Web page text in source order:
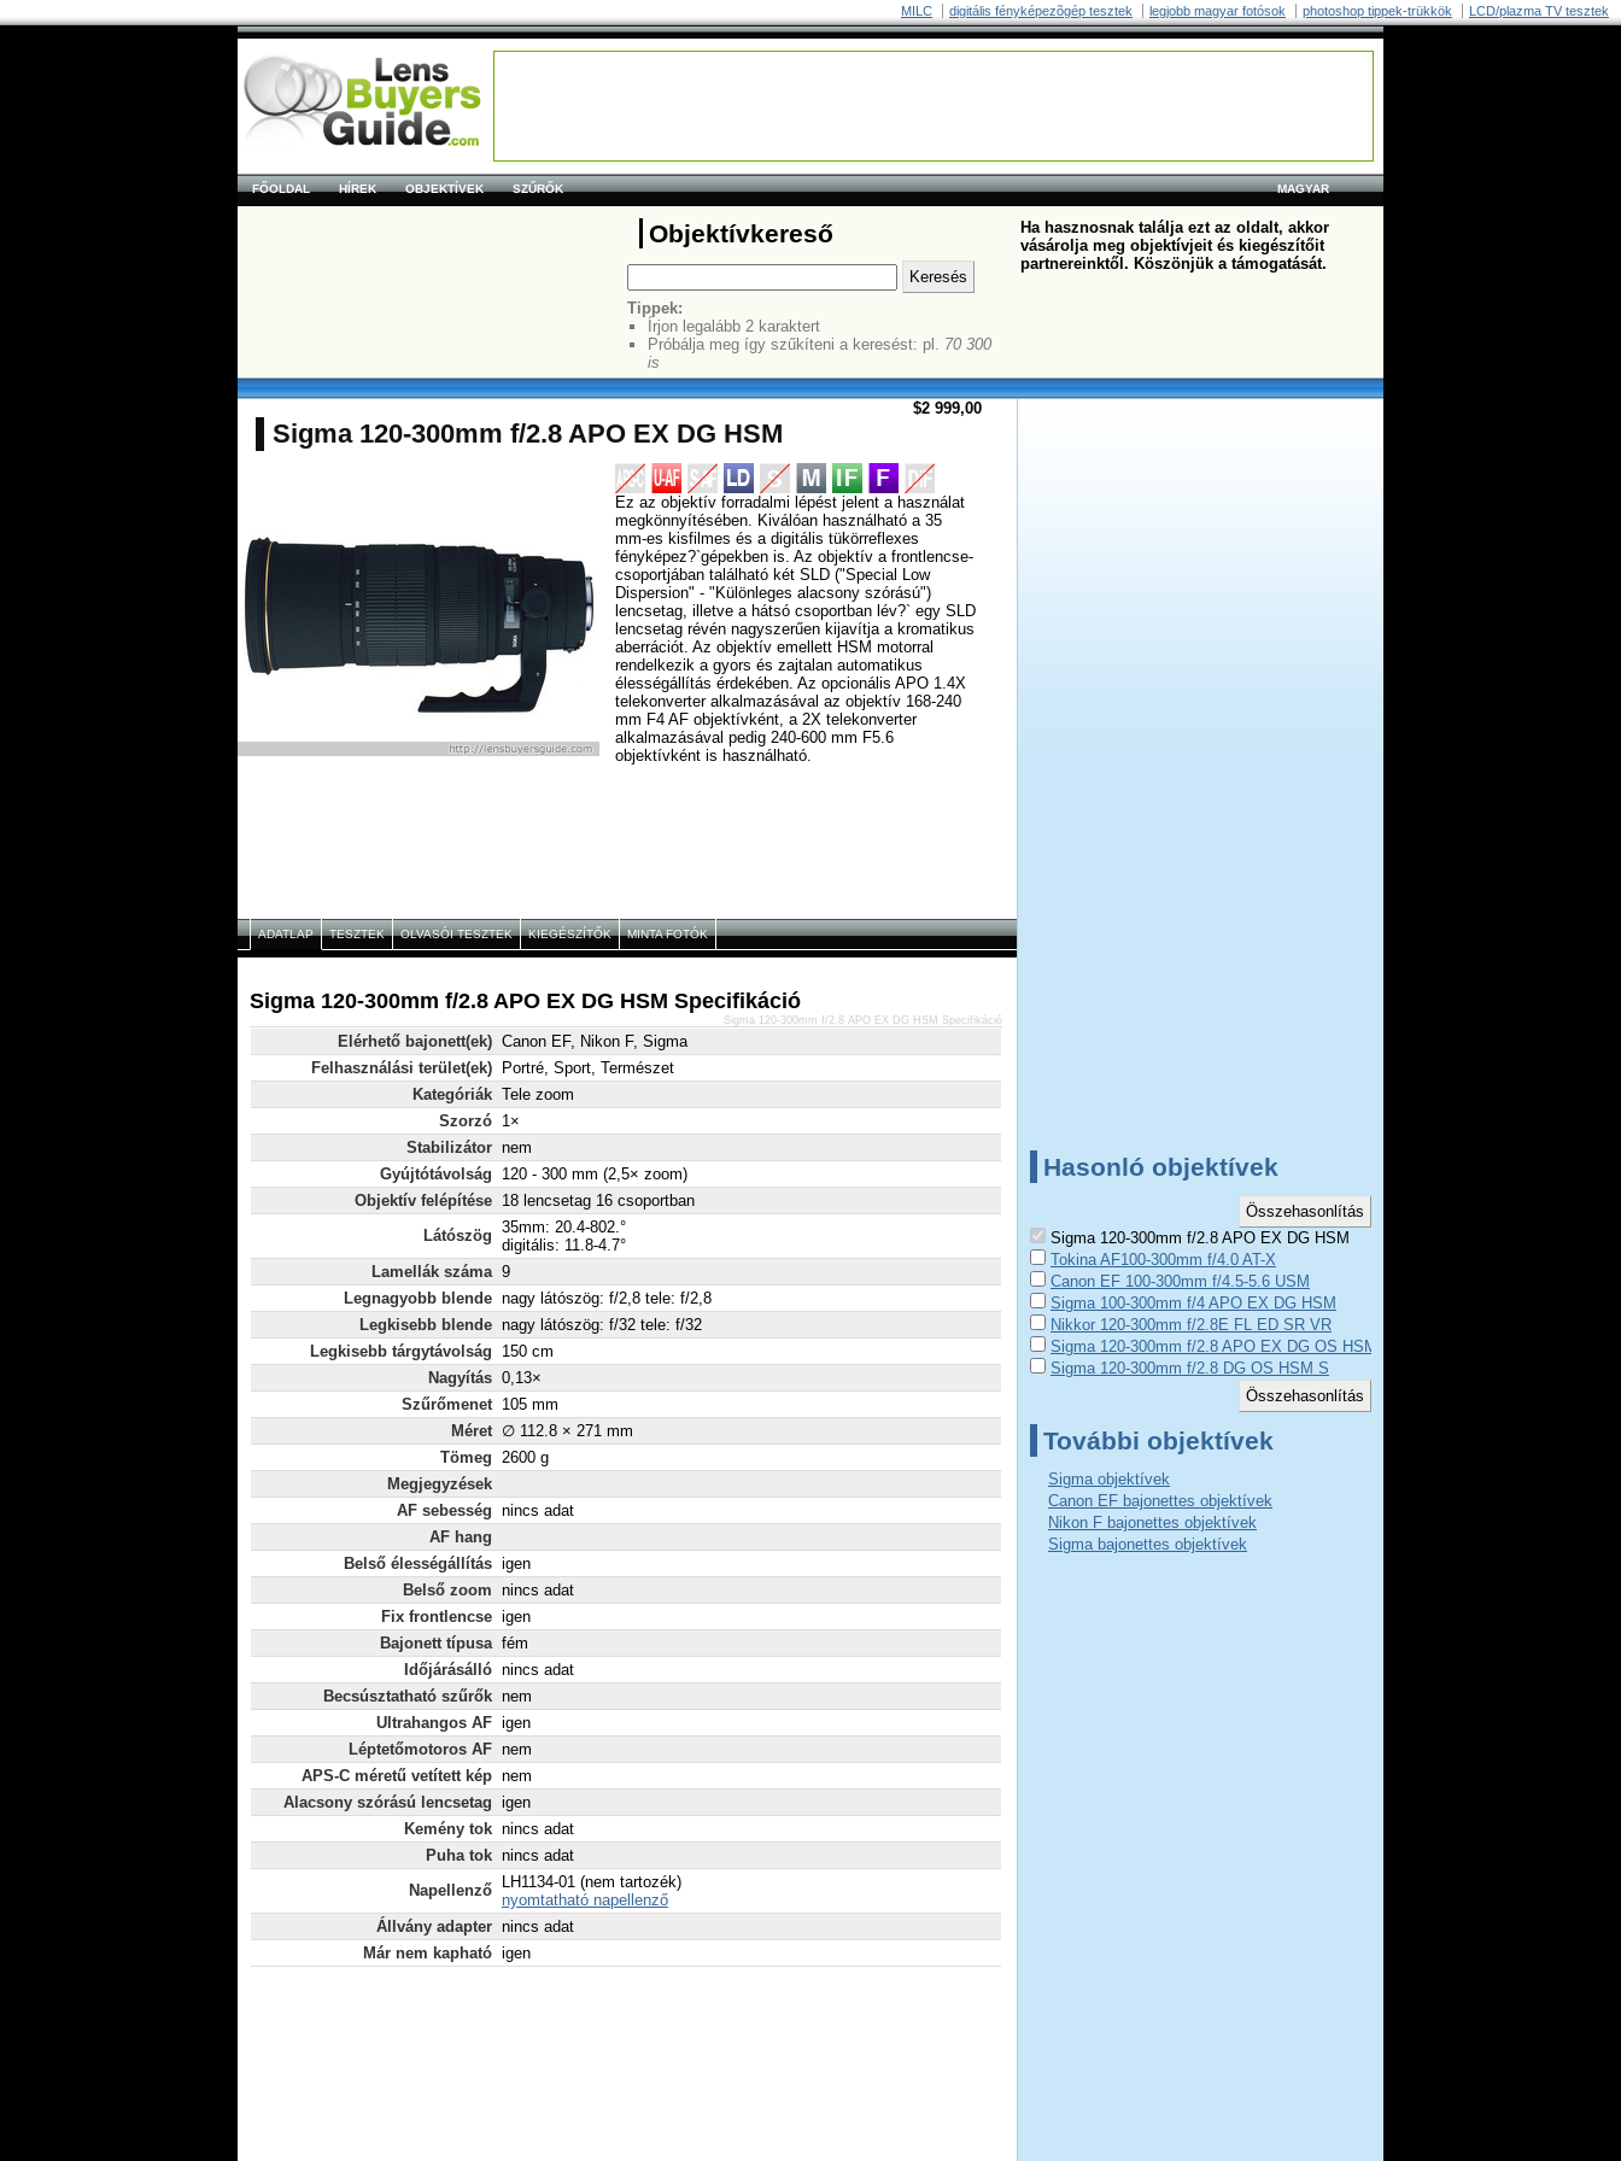
MILC digitális fényképezõgép tesztek legjobb magyar fotósok photoshop tippek-trükkök LCD/plazma TV tesztek
MAGYAR
FŐOLDAL HÍREK OBJEKTÍVEK SZŰRŐK
Objektívkereső
Tippek:
Írjon legalább 2 karaktert
Próbálja meg így szűkíteni a keresést: pl. 70 300
is
Ha hasznosnak találja ezt az oldalt, akkor
vásárolja meg objektívjeit és kiegészítőit
partnereinktől. Köszönjük a támogatását.
$2 999,00
Sigma 120-300mm f/2.8 APO EX DG HSM
Ez az objektív forradalmi lépést jelent a használat
megkönnyítésében. Kiválóan használható a 35
mm-es kisfilmes és a digitális tükörreflexes
fényképez?`gépekben is. Az objektív a frontlencse-
csoportjában található két SLD ("Special Low
Dispersion" - "Különleges alacsony szórású")
lencsetag, illetve a hátsó csoportban lév?` egy SLD
lencsetag révén nagyszerűen kijavítja a kromatikus
aberrációt. Az objektív emellett HSM motorral
rendelkezik a gyors és zajtalan automatikus
élességállítás érdekében. Az opcionális APO 1.4X
telekonverter alkalmazásával az objektív 168-240
mm F4 AF objektívként, a 2X telekonverter
alkalmazásával pedig 240-600 mm F5.6
objektívként is használható.
ADATLAP TESZTEK OLVASÓI TESZTEK KIEGÉSZÍTŐK MINTA FOTÓK
Sigma 120-300mm f/2.8 APO EX DG HSM Specifikáció
Elérhető bajonett(ek) Canon EF, Nikon F, Sigma
Felhasználási terület(ek)
Portré, Sport, Természet
Kategóriák Tele zoom
Szorzó 1×
Stabilizátor nem
Gyújtótávolság
120 - 300 mm (2,5× zoom)
Objektív felépítése 18 lencsetag 16 csoportban
Látószög 35mm: 20.4-802.°
digitális: 11.8-4.7°
Lamellák száma 9
Legnagyobb blende nagy látószög: f/2,8 tele: f/2,8
Legkisebb blende nagy látószög: f/32 tele: f/32
Legkisebb tárgytávolság
150 cm
Nagyítás 0,13×
Szűrőmenet 105 mm
Méret ∅ 112.8 × 271 mm
Tömeg 2600 g
Megjegyzések
AF sebesség nincs adat
AF hang
Belső élességállítás igen
Belső zoom nincs adat
Fix frontlencse igen
Bajonett típusa fém
Időjárásálló nincs adat
Becsúsztatható szűrők nem
Ultrahangos AF igen
Léptetőmotoros AF nem
APS-C méretű vetített kép nem
Alacsony szórású lencsetag igen
Kemény tok nincs adat
Puha tok nincs adat
Napellenző
LH1134-01 (nem tartozék)
nyomtatható napellenző
Állvány adapter nincs adat
Már nem kapható igen
Sigma 120-300mm f/2.8 APO EX DG HSM Specifikáció
Hasonló objektívek
Sigma 120-300mm f/2.8 APO EX DG HSM
Tokina AF100-300mm f/4.0 AT-X
Canon EF 100-300mm f/4.5-5.6 USM
Sigma 100-300mm f/4 APO EX DG HSM
Nikkor 120-300mm f/2.8E FL ED SR VR
Sigma 120-300mm f/2.8 APO EX DG OS HSM
Sigma 120-300mm f/2.8 DG OS HSM S
További objektívek
Sigma objektívek
Canon EF bajonettes objektívek
Nikon F bajonettes objektívek
Sigma bajonettes objektívek